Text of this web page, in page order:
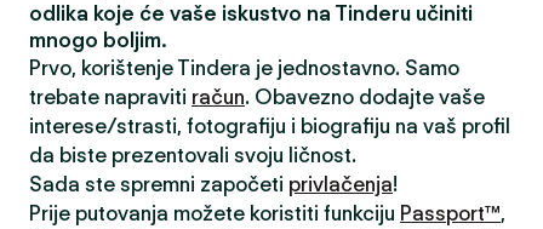
odlika koje će vaše iskustvo na Tinderu učiniti
mnogo boljim.
Prvo, korištenje Tindera je jednostavno. Samo
trebate napraviti račun. Obavezno dodajte vaše
interese/strasti, fotografiju i biografiju na vaš profil
da biste prezentovali svoju ličnost.
Sada ste spremni započeti privlačenja!
Prije putovanja možete koristiti funkciju Passport™,